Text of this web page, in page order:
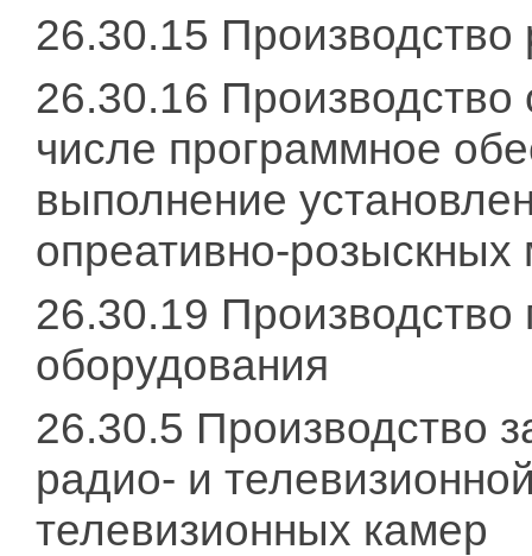
26.30.15 Производство
26.30.16 Производство
числе программное
выполнение
опреативно-розыскных
26.30.19 Производство
оборудования
26.30.5 Производство
радио- и
телевизионных камер